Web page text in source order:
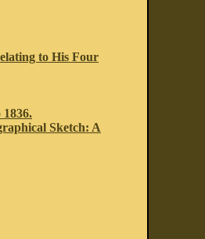
to His Four
1836.
Sketch: A